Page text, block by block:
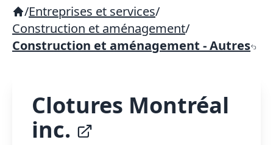
/Entreprises et services/
Construction et aménagement/
Construction et aménagement - Autres
Clotures Montréal
inc.